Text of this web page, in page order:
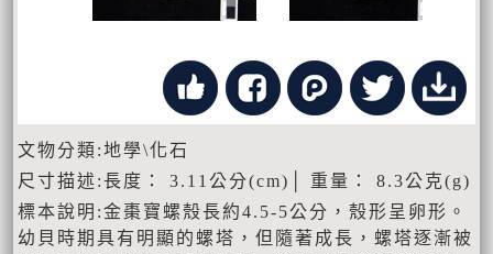
文物分類:地學\化石
尺寸描述:長度： 3.11公分(cm)│ 重量： 8.3公克(g)
標本說明:金棗寶螺殼長約4.5-5公分，殼形呈卵形。
幼貝時期具有明顯的螺塔，但隨著成長，螺塔逐漸被